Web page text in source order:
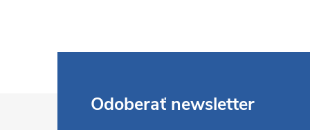
Odoberať newsletter